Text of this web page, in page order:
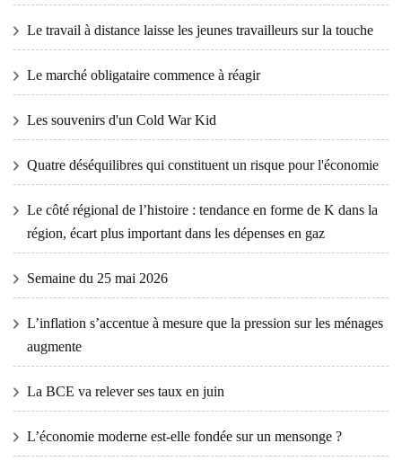
Le travail à distance laisse les jeunes travailleurs sur la touche
Le marché obligataire commence à réagir
Les souvenirs d'un Cold War Kid
Quatre déséquilibres qui constituent un risque pour l'économie
Le côté régional de l’histoire : tendance en forme de K dans la
région, écart plus important dans les dépenses en gaz
Semaine du 25 mai 2026
L’inflation s’accentue à mesure que la pression sur les ménages
augmente
La BCE va relever ses taux en juin
L’économie moderne est-elle fondée sur un mensonge ?